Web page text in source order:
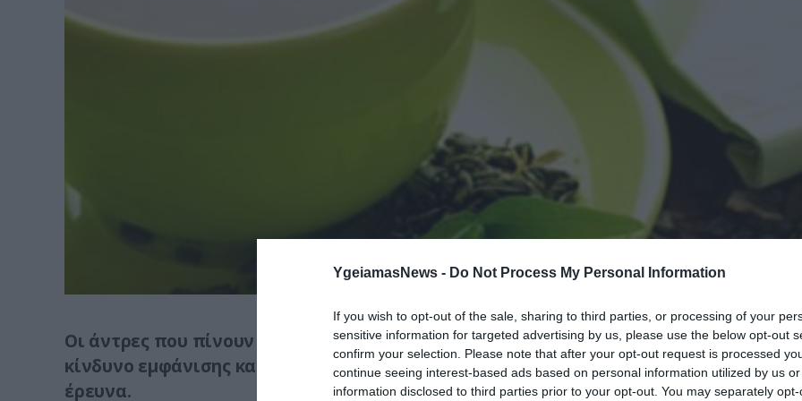
YgeiamasNews - Do Not Process My Personal Information
If you wish to opt-out of the sale, sharing to third parties, or processing of your
sensitive information for targeted advertising by us, please use the below opt-out
confirm your selection. Please note that after your opt-out request is processed
continue seeing interest-based ads based on personal information utilized by us
information disclosed to third parties prior to your opt-out. You may separately
Οι άντρες που πίνουν τουλάχιστον δύο φλιτζάνια την ημέρα τσάι μειώνουν τον
κίνδυνο εμφάνισης καρκίνου του προστάτη πάνω από ένα τρίτο, αναφέρει νέα
έρευνα.